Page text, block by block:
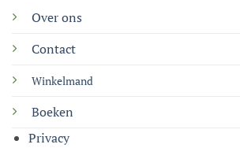
Over ons
Contact
Winkelmand
Boeken
Privacy